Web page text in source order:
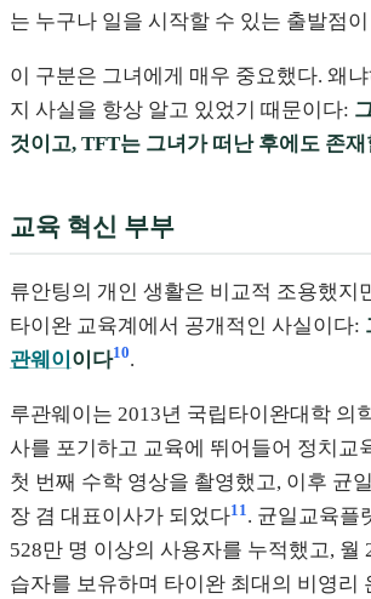
는 누구나 일을 시작할 수 있는 출발점
이 구분은 그녀에게 매우 중요했다. 왜
지 사실을 항상 알고 있었기 때문이다:
것이고, TFT는 그녀가 떠난 후에도 존
교육 혁신 부부
류안팅의 개인 생활은 비교적 조용했지
타이완 교육계에서 공개적인 사실이다:
관웨이 이다10.
루관웨이는 2013년 국립타이완대학 의
사를 포기하고 교육에 뛰어들어 정치교
첫 번째 수학 영상을 촬영했고, 이후 균
장 겸 대표이사가 되었다11 . 균일교육플
528만 명 이상의 사용자를 누적했고, 월
습자를 보유하며 타이완 최대의 비영리